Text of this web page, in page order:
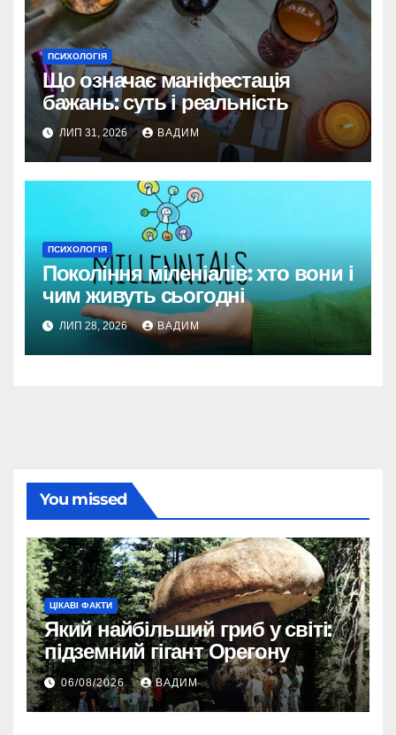
ПСИХОЛОГІЯ
Що означає маніфестація
бажань: суть і реальність
ЛИП 31, 2026 ВАДИМ
ПСИХОЛОГІЯ
Покоління міленіалів: хто вони і
чим живуть сьогодні
ЛИП 28, 2026 ВАДИМ
You missed
ЦІКАВІ ФАКТИ
Який найбільший гриб у світі:
підземний гігант Орегону
06/08/2026 ВАДИМ